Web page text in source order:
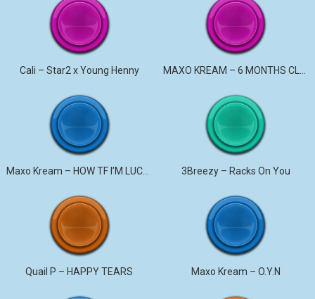
Cali – Star2 x Young Henny
Maxo Kream – HOW TF I’M LUCKY 3Breezy – Racks On You
Quail P – HAPPY TEARS Maxo Kream – O.Y.N